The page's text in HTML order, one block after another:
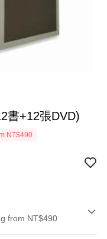
書+12張DVD)
NT$490
from NT$490